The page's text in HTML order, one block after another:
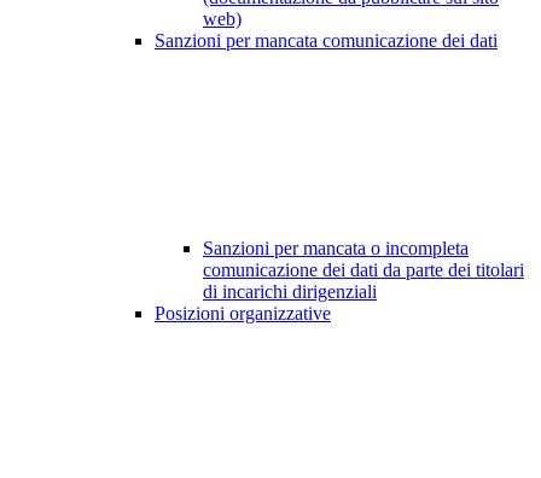
web)
Sanzioni per mancata comunicazione dei dati
Sanzioni per mancata o incompleta
comunicazione dei dati da parte dei titolari
di incarichi dirigenziali
Posizioni organizzative